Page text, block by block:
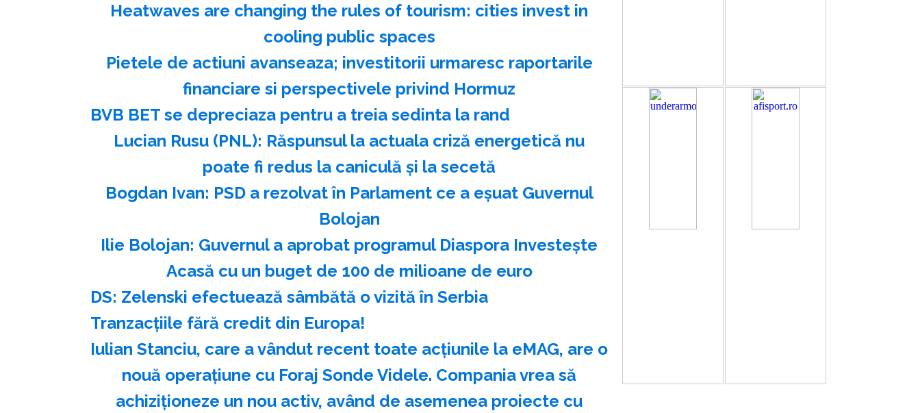
Heatwaves are changing the rules of tourism: cities invest in
cooling public spaces
Pietele de actiuni avanseaza; investitorii urmaresc raportarile
financiare si perspectivele privind Hormuz
BVB BET se depreciaza pentru a treia sedinta la rand
Lucian Rusu (PNL): Răspunsul la actuala criză energetică nu
poate fi redus la caniculă şi la secetă
Bogdan Ivan: PSD a rezolvat în Parlament ce a eşuat Guvernul
Bolojan
Ilie Bolojan: Guvernul a aprobat programul Diaspora Investeşte
Acasă cu un buget de 100 de milioane de euro
DS: Zelenski efectuează sâmbătă o vizită în Serbia
Tranzacțiile fără credit din Europa!
Iulian Stanciu, care a vândut recent toate acțiunile la eMAG, are o
nouă operațiune cu Foraj Sonde Videle. Compania vrea să
achiziționeze un nou activ, având de asemenea proiecte cu